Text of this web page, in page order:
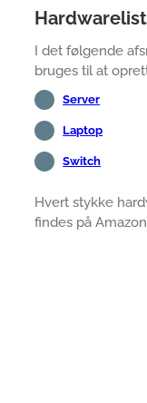
I det følgende
bruges til at
Server
Laptop
Switch
Hvert stykke
findes på